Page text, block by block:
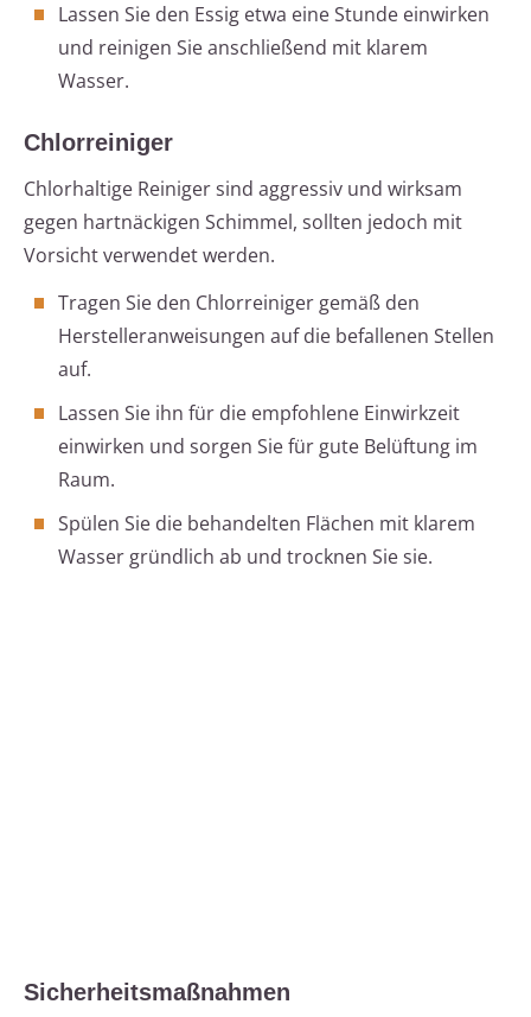
Lassen Sie den Essig etwa eine Stunde einwirken
und reinigen Sie anschließend mit klarem
Wasser.
Chlorreiniger
Chlorhaltige Reiniger sind aggressiv und wirksam
gegen hartnäckigen Schimmel, sollten jedoch mit
Vorsicht verwendet werden.
Tragen Sie den Chlorreiniger gemäß den
Herstelleranweisungen auf die befallenen Stellen
auf.
Lassen Sie ihn für die empfohlene Einwirkzeit
einwirken und sorgen Sie für gute Belüftung im
Raum.
Spülen Sie die behandelten Flächen mit klarem
Wasser gründlich ab und trocknen Sie sie.
Sicherheitsmaßnahmen